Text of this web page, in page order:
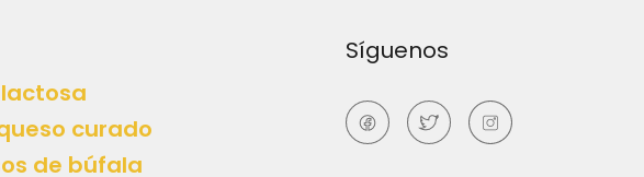
curado
de búfala
Síguenos